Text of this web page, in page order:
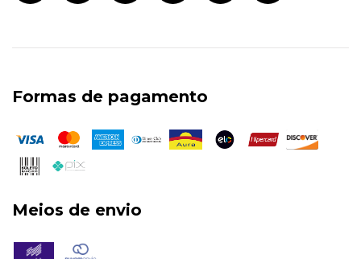
Formas de pagamento
Meios de envio